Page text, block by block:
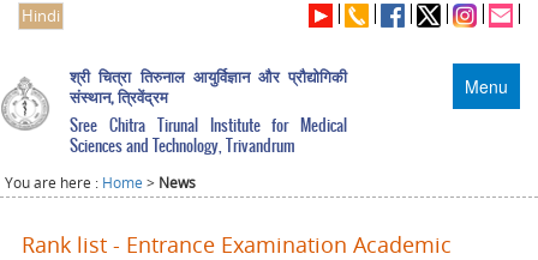
Hindi
Menu
श्री चित्रा तिरुनाल आयुर्विज्ञान और प्रौद्योगिकी
संस्थान, त्रिवेंद्रम
Sree Chitra Tirunal Institute for Medical
Sciences and Technology, Trivandrum
You are here : Home > News
Rank list - Entrance Examination Academic